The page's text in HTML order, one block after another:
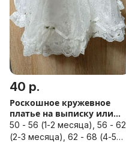
40 р.
Роскошное кружевное
платье на выписку или
крещение
50 - 56 (1-2 месяца), 56 - 62
(2-3 месяца), 62 - 68 (4-5